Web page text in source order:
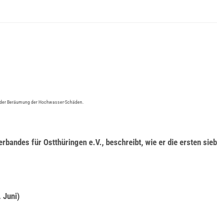
Beräumung der Hochwasser-Schäden.
für Ostthüringen e.V., beschreibt, wie er die ersten
Juni)